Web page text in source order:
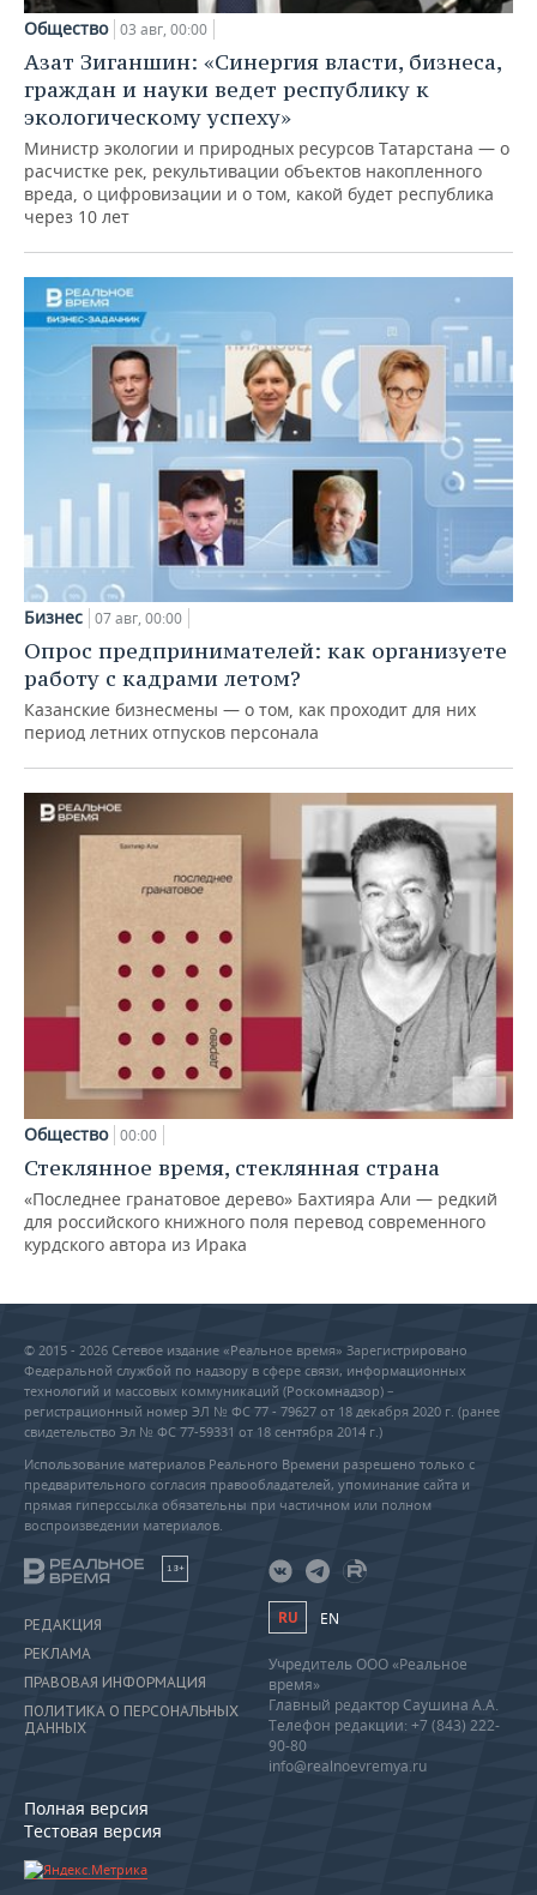
Общество 03 авг, 00:00
Азат Зиганшин: «Синергия власти, бизнеса,
граждан и науки ведет республику к
экологическому успеху»
Министр экологии и природных ресурсов Татарстана — о
расчистке рек, рекультивации объектов накопленного
вреда, о цифровизации и о том, какой будет республика
через 10 лет
Бизнес 07 авг, 00:00
Опрос предпринимателей: как организуете
работу с кадрами летом?
Казанские бизнесмены — о том, как проходит для них
период летних отпусков персонала
Общество 00:00
Стеклянное время, стеклянная страна
«Последнее гранатовое дерево» Бахтияра Али — редкий
для российского книжного поля перевод современного
курдского автора из Ирака
© 2015 - 2026 Сетевое издание «Реальное время» Зарегистрировано
Федеральной службой по надзору в сфере связи, информационных
технологий и массовых коммуникаций (Роскомнадзор) –
регистрационный номер ЭЛ № ФС 77 - 79627 от 18 декабря 2020 г. (ранее
свидетельство Эл № ФС 77-59331 от 18 сентября 2014 г.)
Использование материалов Реального Времени разрешено только с
предварительного согласия правообладателей, упоминание сайта и
прямая гиперссылка обязательны при частичном или полном
воспроизведении материалов.
18+
РЕДАКЦИЯ
РЕКЛАМА
ПРАВОВАЯ ИНФОРМАЦИЯ
ПОЛИТИКА О ПЕРСОНАЛЬНЫХ
ДАННЫХ
Полная версия
Тестовая версия
RU EN
Учредитель ООО «Реальное
время»
Главный редактор Саушина А.А.
Телефон редакции: +7 (843) 222-
90-80
info@realnoevremya.ru